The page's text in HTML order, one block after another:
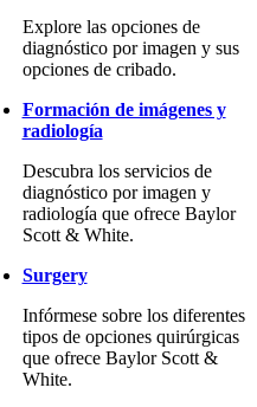
Explore las opciones de
diagnóstico por imagen y sus
opciones de cribado.
Formación de imágenes y
radiología
Descubra los servicios de
diagnóstico por imagen y
radiología que ofrece Baylor
Scott & White.
Surgery
Infórmese sobre los diferentes
tipos de opciones quirúrgicas
que ofrece Baylor Scott &
White.